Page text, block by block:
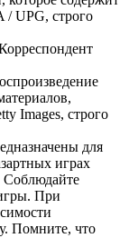
/ UPG, строго
Images, строго
для
играх
Соблюдайте
При
Помните, что